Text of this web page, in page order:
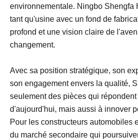
environnementale. Ningbo Shengfa
tant qu'usine avec un fond de
profond et une vision claire de
changement.
Avec sa position stratégique, son
son engagement envers la qualité,
seulement des pièces qui
d'aujourd'hui, mais aussi à innover
Pour les constructeurs automobiles
du marché secondaire qui